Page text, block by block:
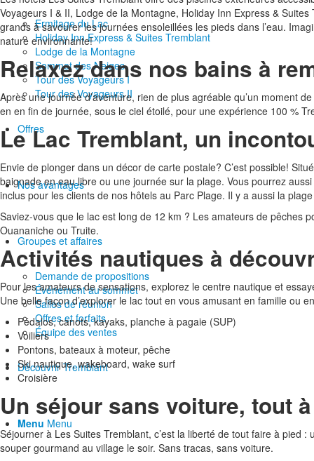
Ermitage du Lac
Holiday Inn Express & Suites Tremblant
Lodge de la Montagne
Sommet des Neiges
Tour des Voyageurs I
Tour des Voyageurs II
Offres
Nos avantages
Groupes et affaires
Demande de propositions
Événement au sommet
Salles de réunion
Offres et forfaits
Équipe des ventes
Découvrir Tremblant
Menu Menu
Voyageurs I & II, Lodge de la Montagne, Holiday Inn Express &
grands à savourer les journées ensoleillées les pieds dans l’eau.
nature environnante!
Relaxez dans nos bains à
Après une journée d’aventure, rien de plus agréable qu’un moment
en en fin de journée, sous le ciel étoilé, pour une expérience 100 %
Le Lac Tremblant, un
Envie de plonger dans un décor de carte postale? C’est possible!
baignade en eau libre ou une journée sur la plage. Vous pourrez
inclus pour les clients de nos hôtels au Parc Plage. Il y a aussi la
Saviez-vous que le lac est long de 12 km ? Les amateurs de pêches
Ouananiche ou Truite.
Activités nautiques à
Pour les amateurs de sensations, explorez le centre nautique et
Une belle façon d’explorer le lac tout en vous amusant en famille ou
Pédalos, canots, kayaks, planche à pagaie (SUP)
Voiliers
Pontons, bateaux à moteur, pêche
Ski nautique, wakeboard, wake surf
Croisière
Un séjour sans voiture, tout
Séjourner à Les Suites Tremblant, c’est la liberté de tout faire à pied
souper gourmand au village le soir. Sans tracas, sans voiture.